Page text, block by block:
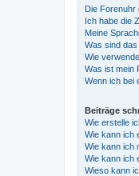
Die Forenuhr
Ich habe die
Meine
Was sind das
Wie
Was ist mein
Wenn ich bei
Beiträge
Wie erstelle
Wie kann ich
Wie kann ich
Wie kann ich
Wieso kann